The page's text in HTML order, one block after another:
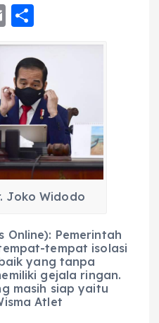
E
m
ai
l
h
a
re
Joko Widodo
Online): Pemerintah
tempat isolasi
yang tanpa
gejala ringan.
masih siap yaitu
Atlet